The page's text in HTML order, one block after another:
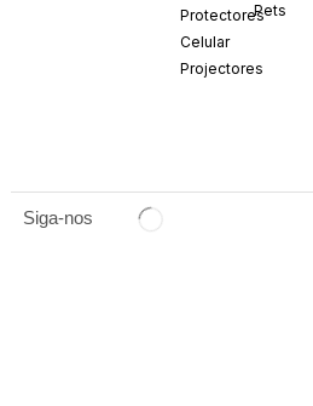
Protectores
Celular
Projectores
Pets
Siga-nos